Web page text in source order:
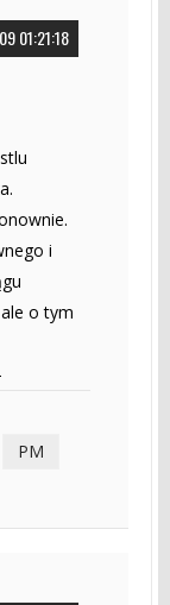
01:21:18
i
o tym
PM